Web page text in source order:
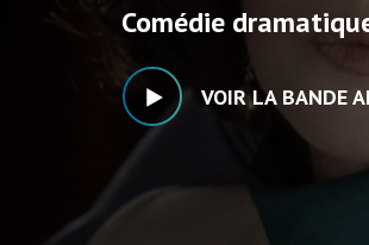
Comédie
VOIR LA BANDE